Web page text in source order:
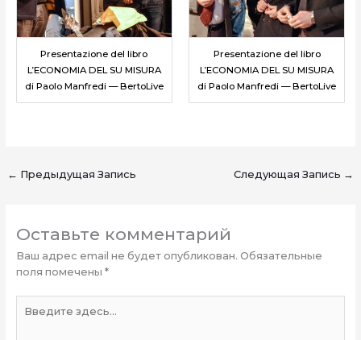
Presentazione del libro
L’ECONOMIA DEL SU MISURA
di Paolo Manfredi — BertoLive
Presentazione del libro
L’ECONOMIA DEL SU MISURA
di Paolo Manfredi — BertoLive
← Предыдущая Запись Следующая Запись →
Оставьте комментарий
Ваш адрес email не будет опубликован. Обязательные
поля помечены *
здесь...